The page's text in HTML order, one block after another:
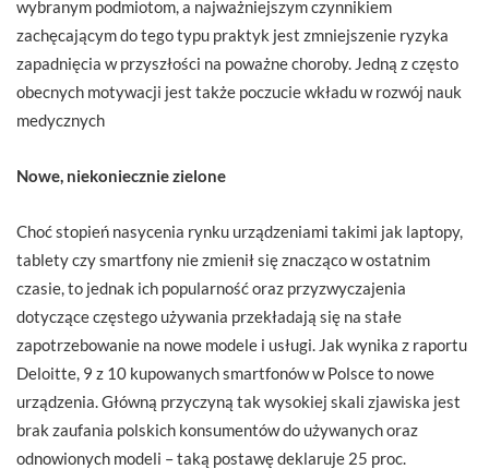
wybranym podmiotom, a najważniejszym czynnikiem
zachęcającym do tego typu praktyk jest zmniejszenie ryzyka
zapadnięcia w przyszłości na poważne choroby. Jedną z często
obecnych motywacji jest także poczucie wkładu w rozwój nauk
medycznych
Nowe, niekoniecznie zielone
Choć stopień nasycenia rynku urządzeniami takimi jak laptopy,
tablety czy smartfony nie zmienił się znacząco w ostatnim
czasie, to jednak ich popularność oraz przyzwyczajenia
dotyczące częstego używania przekładają się na stałe
zapotrzebowanie na nowe modele i usługi. Jak wynika z raportu
Deloitte, 9 z 10 kupowanych smartfonów w Polsce to nowe
urządzenia. Główną przyczyną tak wysokiej skali zjawiska jest
brak zaufania polskich konsumentów do używanych oraz
odnowionych modeli – taką postawę deklaruje 25 proc.